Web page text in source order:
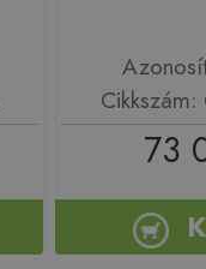
73